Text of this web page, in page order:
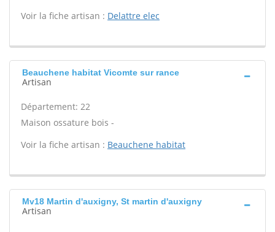
Voir la fiche artisan : Delattre elec
Beauchene habitat Vicomte sur rance
Artisan
Département: 22
Maison ossature bois -
Voir la fiche artisan : Beauchene habitat
Mv18 Martin d'auxigny, St martin d'auxigny
Artisan